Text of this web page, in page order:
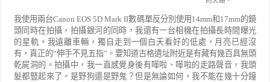
我使用兩台Canon EOS 5D Mark II數碼單反分別使用 14mm和 17mm的鏡
頭同時在拍攝，拍攝銀河的同時，我還有一台相機在拍攝長時間曝光
的星軌。我遠離車輛，獨自走到一個白天看好的低處，月亮已經沒
有，真正的“伸手不見五指” 。要知道古格遺址附近是有藏有幾百具無頭
乾屍洞的。拍攝中，我一直感覺身後有嘩啦、嘩啦的走路聲音，我頭
髮都豎起來了。是野狗還是野鬼？但是無論如何，我不能在幾十分鐘